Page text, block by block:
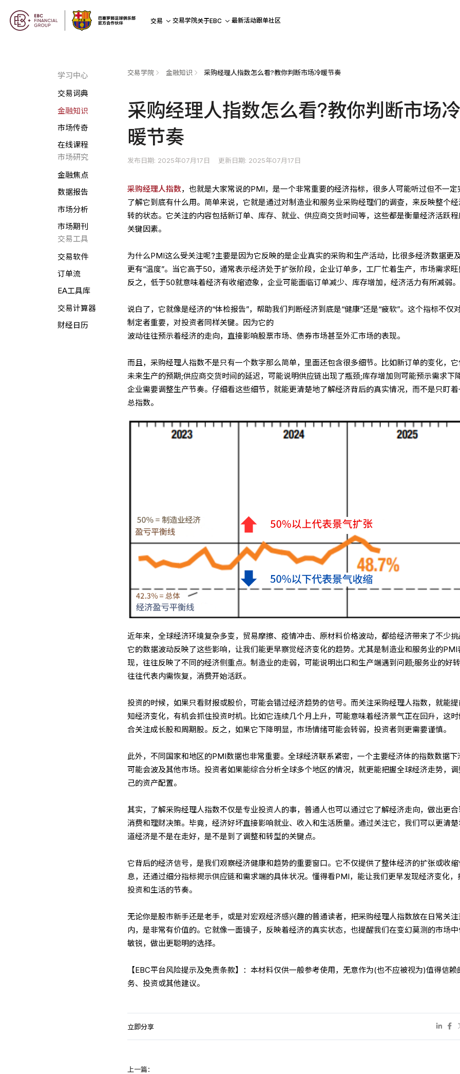
交易 交易学院关于EBC 最新活动跟单社区
学习中心
交易词典
金融知识
市场传奇
在线课程
市场研究
金融焦点
数据报告
市场分析
市场期刊
交易工具
交易软件
订单流
EA工具库
交易计算器
财经日历
交易学院 金融知识 采购经理人指数怎么看?教你判断市场冷暖节奏
采购经理人指数怎么看?教你判断市场冷
暖节奏
发布日期: 2025年07月17日 更新日期: 2025年07月17日
采购经理人指数，也就是大家常说的PMI，是一个非常重要的经济指标，很多人可能听过但不一定
了解它到底有什么用。简单来说，它就是通过对制造业和服务业采购经理们的调查，来反映整个
转的状态。它关注的内容包括新订单、库存、就业、供应商交货时间等，这些都是衡量经济活跃
关键因素。
为什么PMI这么受关注呢?主要是因为它反映的是企业真实的采购和生产活动，比很多经济数据更及
更有“温度”。当它高于50，通常表示经济处于扩张阶段，企业订单多，工厂忙着生产，市场需求旺
反之，低于50就意味着经济有收缩迹象，企业可能面临订单减少、库存增加，经济活力有所减弱。
说白了，它就像是经济的“体检报告”，帮助我们判断经济到底是“健康”还是“疲软”。这个指标不仅
制定者重要，对投资者同样关键。因为它的
波动往往预示着经济的走向，直接影响股票市场、债券市场甚至外汇市场的表现。
而且，采购经理人指数不是只有一个数字那么简单，里面还包含很多细节。比如新订单的变化，它
未来生产的预期;供应商交货时间的延迟，可能说明供应链出现了瓶颈;库存增加则可能预示需求下降
企业需要调整生产节奏。仔细看这些细节，就能更清楚地了解经济背后的真实情况，而不是只盯
总指数。
近年来，全球经济环境复杂多变，贸易摩擦、疫情冲击、原材料价格波动，都给经济带来了不少挑
它的数据波动反映了这些影响，让我们能更早察觉经济变化的趋势。尤其是制造业和服务业的PMI
现，往往反映了不同的经济侧重点。制造业的走弱，可能说明出口和生产端遇到问题;服务业的好
往往代表内需恢复，消费开始活跃。
投资的时候，如果只看财报或股价，可能会错过经济趋势的信号。而关注采购经理人指数，就能
知经济变化，有机会抓住投资时机。比如它连续几个月上升，可能意味着经济景气正在回升，这
合关注成长股和周期股。反之，如果它下降明显，市场情绪可能会转弱，投资者则更需要谨慎。
此外，不同国家和地区的PMI数据也非常重要。全球经济联系紧密，一个主要经济体的指数数据下
可能会波及其他市场。投资者如果能综合分析全球多个地区的情况，就更能把握全球经济走势，调
己的资产配置。
其实，了解采购经理人指数不仅是专业投资人的事，普通人也可以通过它了解经济走向，做出更
消费和理财决策。毕竟，经济好坏直接影响就业、收入和生活质量。通过关注它，我们可以更清楚
道经济是不是在走好，是不是到了调整和转型的关键点。
它背后的经济信号，是我们观察经济健康和趋势的重要窗口。它不仅提供了整体经济的扩张或收缩
息，还通过细分指标揭示供应链和需求端的具体状况。懂得看PMI，能让我们更早发现经济变化，
投资和生活的节奏。
无论你是股市新手还是老手，或是对宏观经济感兴趣的普通读者，把采购经理人指数放在日常关注
内，是非常有价值的。它就像一面镜子，反映着经济的真实状态，也提醒我们在变幻莫测的市场
敏锐，做出更聪明的选择。
【EBC平台风险提示及免责条款】：本材料仅供一般参考使用，无意作为(也不应被视为)值得信赖
务、投资或其他建议。
立即分享
上一篇：